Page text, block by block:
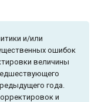
и/или
ошибок
величины
года.
и